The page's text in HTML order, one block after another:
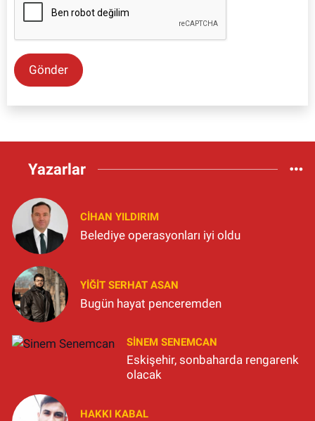
Gönder
Yazarlar
CIHAN YILDIRIM
Belediye operasyonları iyi oldu
YIĞIT SERHAT ASAN
Bugün hayat penceremden
SINEM SENEMCAN
Eskişehir, sonbaharda rengarenk
olacak
HAKKI KABAL